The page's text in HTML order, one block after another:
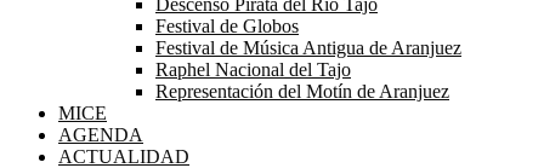
Descenso Pirata del Río Tajo
Festival de Globos
Festival de Música Antigua de Aranjuez
Raphel Nacional del Tajo
Representación del Motín de Aranjuez
MICE
AGENDA
ACTUALIDAD